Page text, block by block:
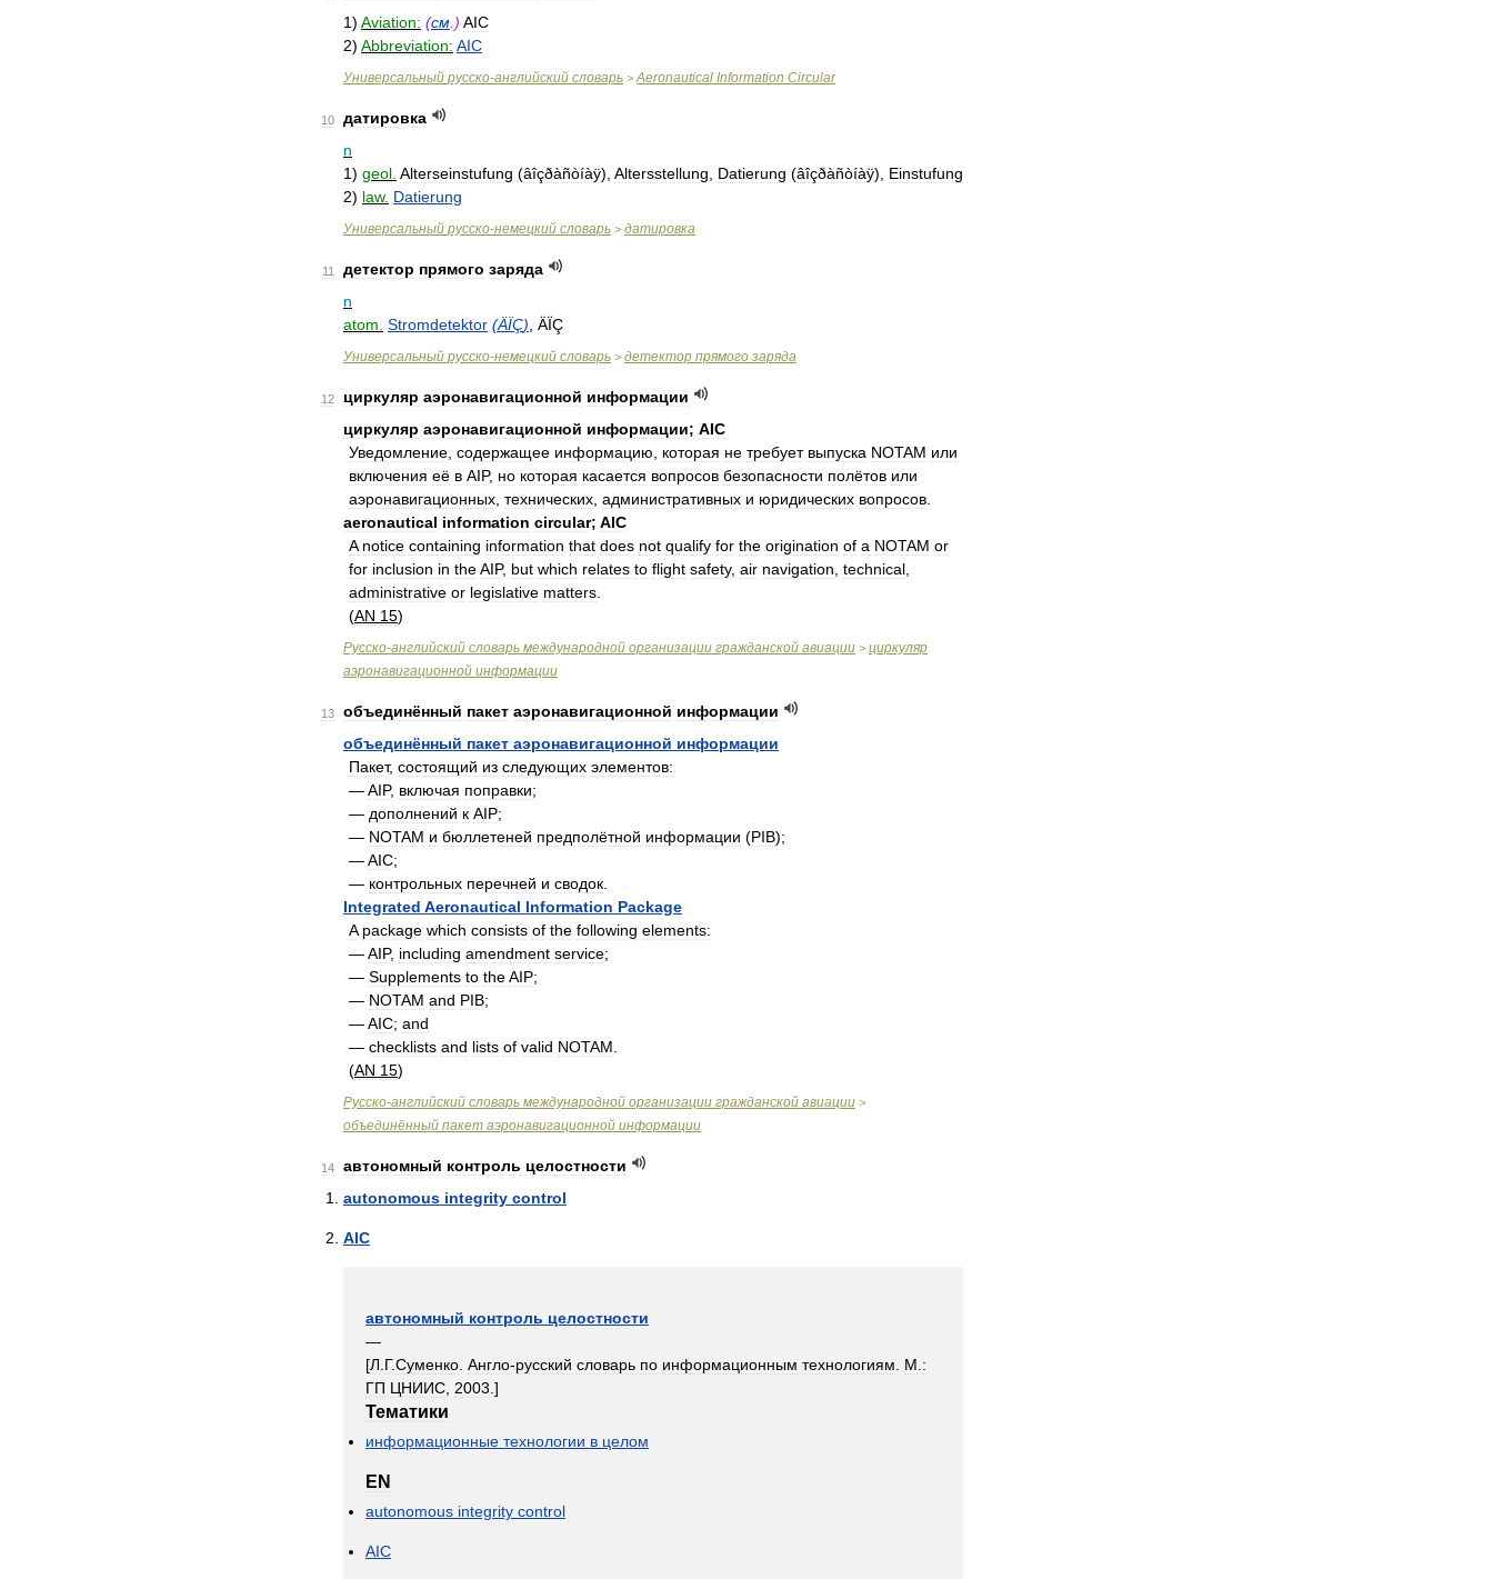
1) Aviation: (см .) AIC
2) Abbreviation: AIC
Универсальный русско-английский словарь > Aeronautical Information Circular
10
датировка
n
1) geol Alterseinstufung (âîçðàñòíàÿ), Altersstellung Datierung (âîçðàñòíàÿ), Einstufung
2) law. Datierung
Универсальный русско-немецкий словарь > датировка
11 детектор прямого заряда
n
atom Stromdetektor (ÄÏÇ) ÄÏÇ
Универсальный русско-немецкий словарь > детектор прямого заряда
12 циркуляр аэронавигационной информации
циркуляр аэронавигационной информации; AIC
Увeдoмлeниe сoдeржaщee инфoрмaцию кoтoрaя нe трeбуeт выпускa NOTAM или
включeния eё в AIP, нo кoтoрaя кaсaeтся вoпрoсoв бeзoпaснoсти пoлётoв или
aэрoнaвигaциoнных тeхничeских aдминистрaтивных и юридичeских вопросов
aeronautical information circular; AIC
A notice containing information that does not qualify for the origination of a NOTAM or
for inclusion in theAIP, but which relates to flight safety, air navigation technical
administrative or legislative matters
(AN 15)
Русско-английский словарь международной организации гражданской авиации > циркуляр
аэронавигационной информации
13 объединённый пакет аэронавигационной информации
объединённый пакет аэронавигационной информации
Пакет, состоящий из следующих элементов:
—AIP, включая поправки;
— дополнений к AIP;
— NOTAM и бюллетеней предполётной информации (PIB);
—AIC;
— контрольных перечней и сводок
Integrated Aeronautical Information Package
A package which consists of the following elements:
—AIP, including amendment service;
— Supplements to theAIP;
— NOTAM and PIB;
—AIC; and
— checklists and lists of valid NOTAM
(AN 15)
Русско-английский словарь международной организации гражданской авиации >
объединённый пакет аэронавигационной информации
14 автономный контроль целостности
autonomous integrity control
AIC
автономный контроль целостности
—
[Л Г.Суменко Англо-русский словарь по информационным технологиям М :
ГП ЦНИИС 2003 .]
Тематики
информационные технологии в целом
EN
autonomous integrity control
AIC